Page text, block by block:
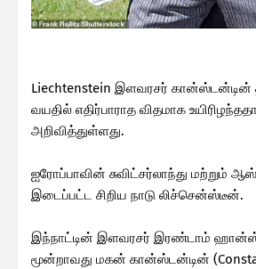
Liechtenstein இளவரசர் கான்ஸ்டன்டின்
வயதில் எதிர்பாராத விதமாக
அறிவித்துள்ளது.
ஐரோப்பாவின் சுவிட்சர்லாந்து மற்றும்
இடைப்பட்ட சிறிய நாடு லிச்சென்ஸ்டீன்.
இந்நாட்டின் இளவரசர் இரண்டாம்
மூன்றாவது மகன் கான்ஸ்டன்டின்